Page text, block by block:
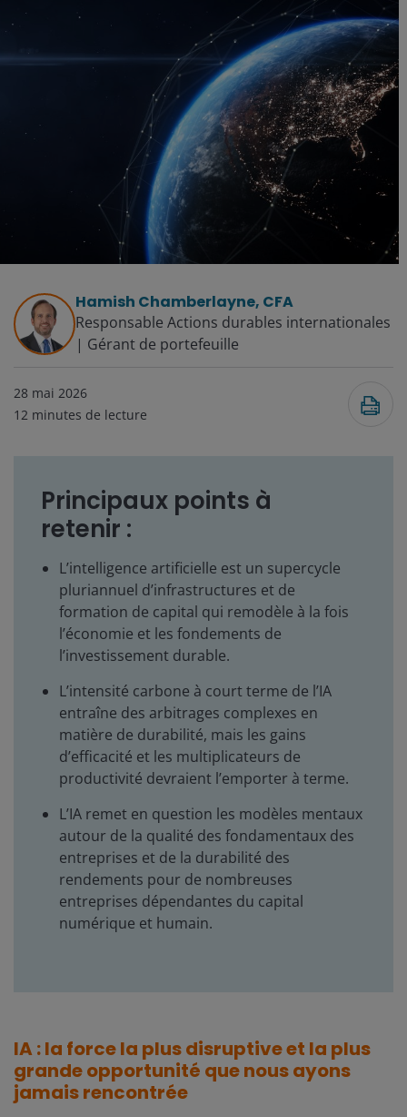
Hamish Chamberlayne, CFA
Responsable Actions durables internationales
| Gérant de portefeuille
28 mai 2026
12 minutes de lecture
Principaux points à
retenir :
L’intelligence artificielle est un supercycle
pluriannuel d’infrastructures et de
formation de capital qui remodèle à la fois
l’économie et les fondements de
l’investissement durable.
L’intensité carbone à court terme de l’IA
entraîne des arbitrages complexes en
matière de durabilité, mais les gains
d’efficacité et les multiplicateurs de
productivité devraient l’emporter à terme.
L’IA remet en question les modèles mentaux
autour de la qualité des fondamentaux des
entreprises et de la durabilité des
rendements pour de nombreuses
entreprises dépendantes du capital
numérique et humain.
IA : la force la plus disruptive et la plus
grande opportunité que nous ayons
jamais rencontrée